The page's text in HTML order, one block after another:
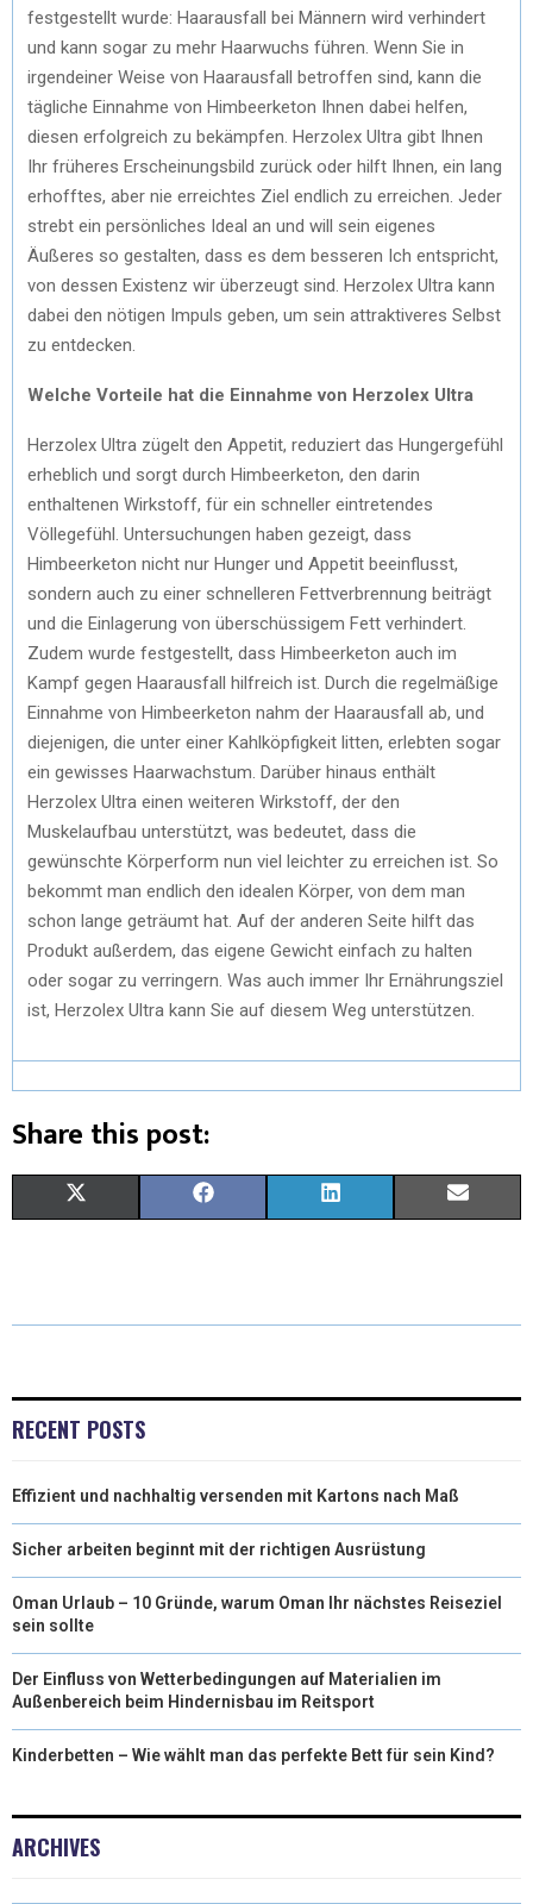
festgestellt wurde: Haarausfall bei Männern wird verhindert
und kann sogar zu mehr Haarwuchs führen. Wenn Sie in
irgendeiner Weise von Haarausfall betroffen sind, kann die
tägliche Einnahme von Himbeerketon Ihnen dabei helfen,
diesen erfolgreich zu bekämpfen. Herzolex Ultra gibt Ihnen
Ihr früheres Erscheinungsbild zurück oder hilft Ihnen, ein lang
erhofftes, aber nie erreichtes Ziel endlich zu erreichen. Jeder
strebt ein persönliches Ideal an und will sein eigenes
Äußeres so gestalten, dass es dem besseren Ich entspricht,
von dessen Existenz wir überzeugt sind. Herzolex Ultra kann
dabei den nötigen Impuls geben, um sein attraktiveres Selbst
zu entdecken.
Welche Vorteile hat die Einnahme von Herzolex Ultra
Herzolex Ultra zügelt den Appetit, reduziert das Hungergefühl
erheblich und sorgt durch Himbeerketon, den darin
enthaltenen Wirkstoff, für ein schneller eintretendes
Völlegefühl. Untersuchungen haben gezeigt, dass
Himbeerketon nicht nur Hunger und Appetit beeinflusst,
sondern auch zu einer schnelleren Fettverbrennung beiträgt
und die Einlagerung von überschüssigem Fett verhindert.
Zudem wurde festgestellt, dass Himbeerketon auch im
Kampf gegen Haarausfall hilfreich ist. Durch die regelmäßige
Einnahme von Himbeerketon nahm der Haarausfall ab, und
diejenigen, die unter einer Kahlköpfigkeit litten, erlebten sogar
ein gewisses Haarwachstum. Darüber hinaus enthält
Herzolex Ultra einen weiteren Wirkstoff, der den
Muskelaufbau unterstützt, was bedeutet, dass die
gewünschte Körperform nun viel leichter zu erreichen ist. So
bekommt man endlich den idealen Körper, von dem man
schon lange geträumt hat. Auf der anderen Seite hilft das
Produkt außerdem, das eigene Gewicht einfach zu halten
oder sogar zu verringern. Was auch immer Ihr Ernährungsziel
ist, Herzolex Ultra kann Sie auf diesem Weg unterstützen.
Share this post:
W
E
R
)
E
K
K
N
I
RECENT POSTS
Effizient und nachhaltig versenden mit Kartons nach Maß
Sicher arbeiten beginnt mit der richtigen Ausrüstung
Oman Urlaub – 10 Gründe, warum Oman Ihr nächstes Reiseziel
sein sollte
Der Einfluss von Wetterbedingungen auf Materialien im
Außenbereich beim Hindernisbau im Reitsport
Kinderbetten – Wie wählt man das perfekte Bett für sein Kind?
ARCHIVES